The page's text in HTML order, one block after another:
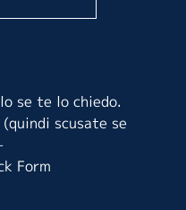
se te lo chiedo.
scusate se